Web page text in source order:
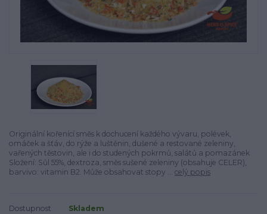
Originální kořenící směs k dochucení každého vývaru, polévek,
omáček a šťáv, do rýže a luštěnin, dušené a restované zeleniny,
vařených těstovin, ale i do studených pokrmů, salátů a pomazánek
Složení: Sůl 55%, dextroza, směs sušené zeleniny (obsahuje CELER),
barvivo: vitamin B2. Může obsahovat stopy ... celý popis
Dostupnost
Skladem